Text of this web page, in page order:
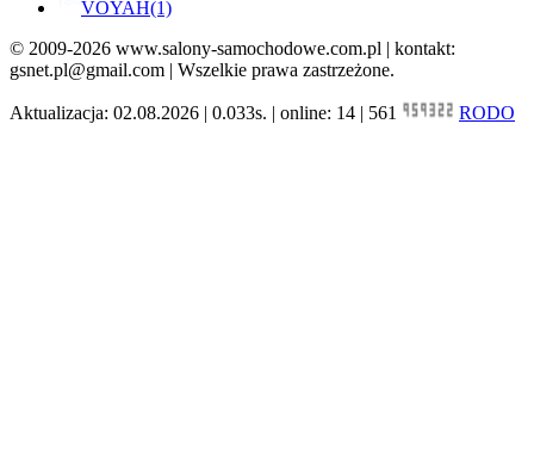
VOYAH(1)
© 2009-2026 www.salony-samochodowe.com.pl | kontakt:
gsnet.pl@gmail.com | Wszelkie prawa zastrzeżone.
Aktualizacja: 02.08.2026 | 0.033s. | online: 14 | 561 RODO